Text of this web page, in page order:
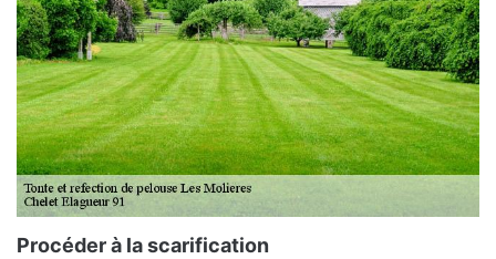
Procéder à la scarification